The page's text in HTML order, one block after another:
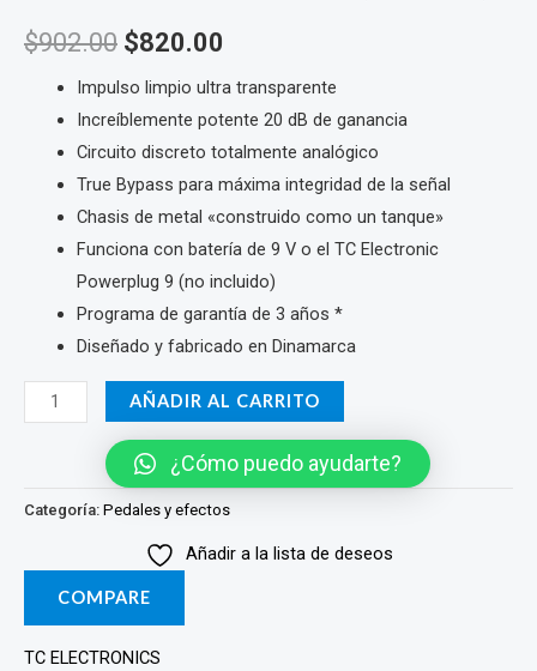
$902.00 El
precio
original
era:
$902.00.
$820.00
precio
actual
es:
$820.00.
Impulso limpio ultra transparente
Increíblemente potente 20 dB de ganancia
Circuito discreto totalmente analógico
True Bypass para máxima integridad de la señal
Chasis de metal «construido como un tanque»
Funciona con batería de 9 V o el TC Electronic
Powerplug 9 (no incluido)
Programa de garantía de 3 años *
Diseñado y fabricado en Dinamarca
PEDAL
ANALOGO
ELECTRONICS
(Booster)
cantidad
AÑADIR AL CARRITO
¿Cómo puedo ayudarte?
Categoría: Pedales y efectos
Añadir a la lista de deseos
COMPARE
TC ELECTRONICS